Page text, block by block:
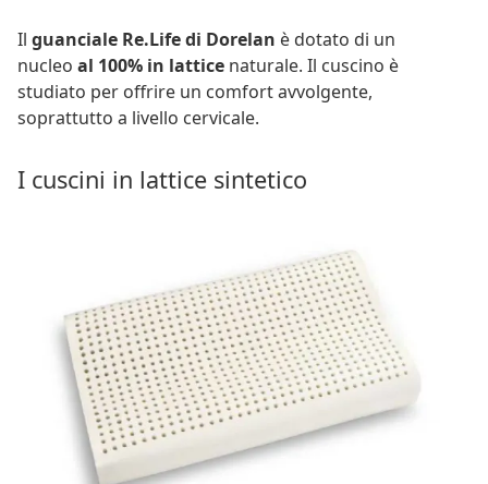
Il guanciale Re.Life di Dorelan è dotato di un
nucleo al 100% in lattice naturale. Il cuscino è
studiato per offrire un comfort avvolgente,
soprattutto a livello cervicale.
I cuscini in lattice sintetico